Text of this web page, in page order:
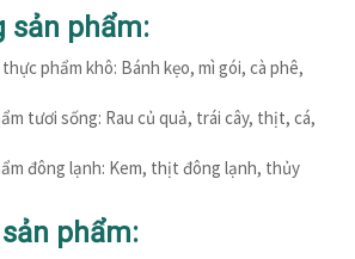
sản phẩm:
phẩm khô: Bánh kẹo, mì gói, cà phê,
tươi sống: Rau củ quả, trái cây, thịt, cá,
đông lạnh: Kem, thịt đông lạnh, thủy
phẩm: